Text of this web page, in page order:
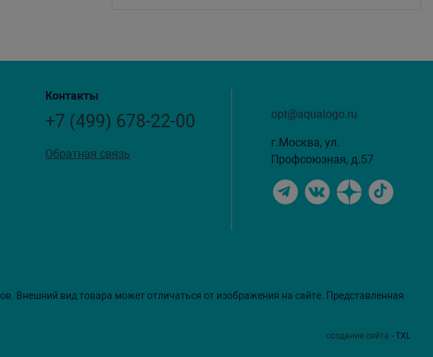
Контакты
+7 (499) 678-22-00
Обратная связь
opt@aqualogo.ru
г.Москва, ул.
Профсоюзная, д.57
Внешний вид товара может отличаться от изображения на сайте. Представленная
создание сайта - TXL